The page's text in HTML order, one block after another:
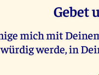
Gebet
mich mit
werde, in